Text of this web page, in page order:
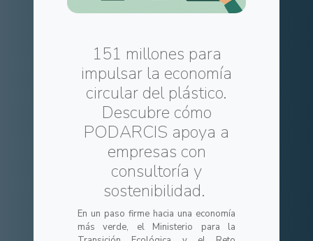
151 millones para
impulsar la economía
circular del plástico.
Descubre cómo
PODARCIS apoya a
empresas con
consultoría y
sostenibilidad.
En un paso firme hacia una economía
más verde, el Ministerio para la